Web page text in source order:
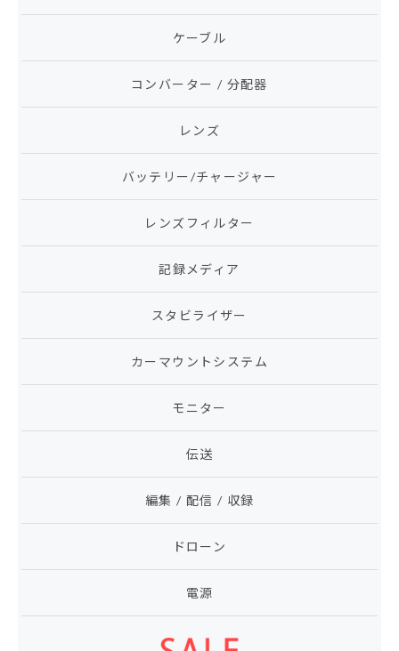
ケーブル
コンバーター / 分配器
レンズ
バッテリー/チャージャー
レンズフィルター
記録メディア
スタビライザー
カーマウントシステム
モニター
伝送
編集 / 配信 / 収録
ドローン
電源